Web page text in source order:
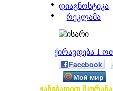
დიაგნოსტიკა
რეკლამა
ქირავდება 1
Facebook
Мой мир
ჟანგბადით